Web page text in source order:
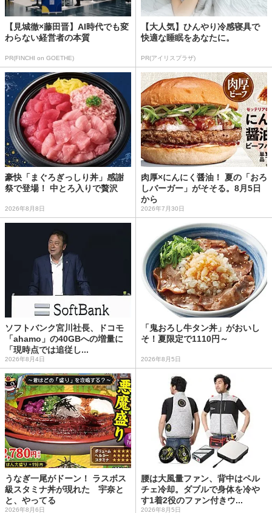
【見城徹×藤田晋】AI時代でも変
わらない経営者の本質
PR(FINCHI on GOETHE)
【大人気】ひんやり冷感寝具で
快適な睡眠をあなたに。
PR(アイリスプラザ)
豪快「まぐろぎっしり丼」感謝
祭で登場！ 中とろ入りで贅沢
2026年8月8日
肉厚×にんにく醤油！ 夏の「おろ
しバーガー」がそそる。8月5日
から
2026年7月30日
ソフトバンク宮川社長、ドコモ
「ahamo」の40GBへの増量に
「現時点では追従し...
2026年8月4日
「鬼おろし牛タン丼」がおいし
そ！夏限定で1110円～
2026年8月5日
うなぎ一尾がドーン！ ラスボス
級スタミナ丼が現れた 宇奈と
と、やってる
2026年8月6日
腰は大風量ファン、背中はペル
チェ冷却。ダブルで身体を冷や
す1着2役のファン付きウ...
2026年8月5日